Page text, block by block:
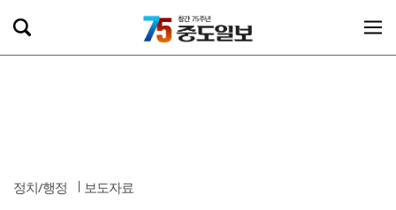
정치/행정 보도자료